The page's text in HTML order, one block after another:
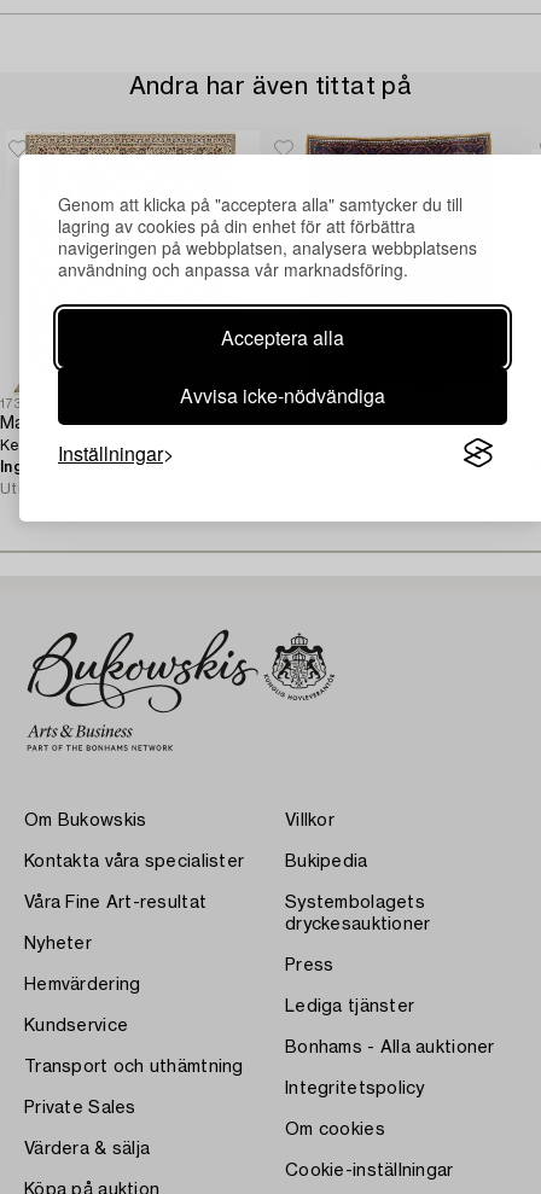
Genom att klicka på "acceptera alla" samtycker du till
lagring av cookies på din enhet för att förbättra
navigeringen på webbplatsen, analysera webbplatsens
användning och anpassa vår marknadsföring.
Acceptera alla
Avvisa icke-nödvändiga
Inställningar
Andra har även tittat på
1730625
Matta,
Keshan, ca 283 x 195 cm.
Inga bud
Utropspris
1728502
Matta,
1d 6 tim
Om Bukowskis
Kontakta våra specialister
Våra Fine Art-resultat
Nyheter
Hemvärdering
Kundservice
Transport och uthämtning
Private Sales
Värdera & sälja
Köpa på auktion
Villkor
Bukipedia
Systembolagets
dryckesauktioner
Press
Lediga tjänster
Bonhams - Alla auktioner
Integritetspolicy
Om cookies
Cookie-inställningar